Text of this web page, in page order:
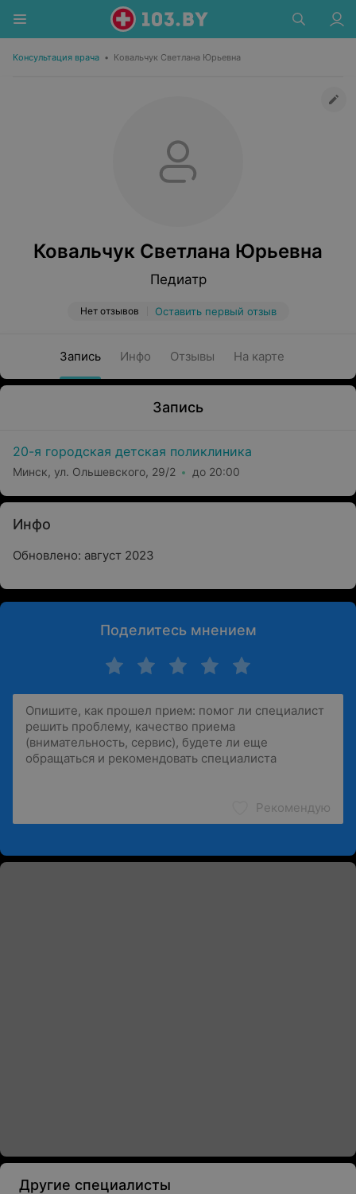
Консультация врача • Ковальчук Светлана Юрьевна
Ковальчук Светлана Юрьевна
Педиатр
Нет отзывов Оставить первый отзыв
Запись Инфо Отзывы На карте
Запись
20-я городская детская поликлиника
Минск, ул. Ольшевского, 29/2 до 20:00
Инфо
Обновлено: август 2023
Поделитесь мнением
Рекомендую
Другие специалисты